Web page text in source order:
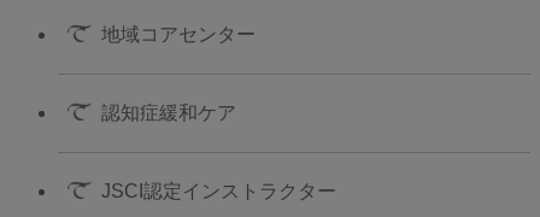
地域コアセンター
認知症緩和ケア
JSCI認定インストラクター